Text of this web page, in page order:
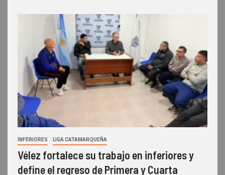
INFERIORES LIGA CATAMARQUEÑA
Vélez fortalece su trabajo en inferiores y
define el regreso de Primera y Cuarta